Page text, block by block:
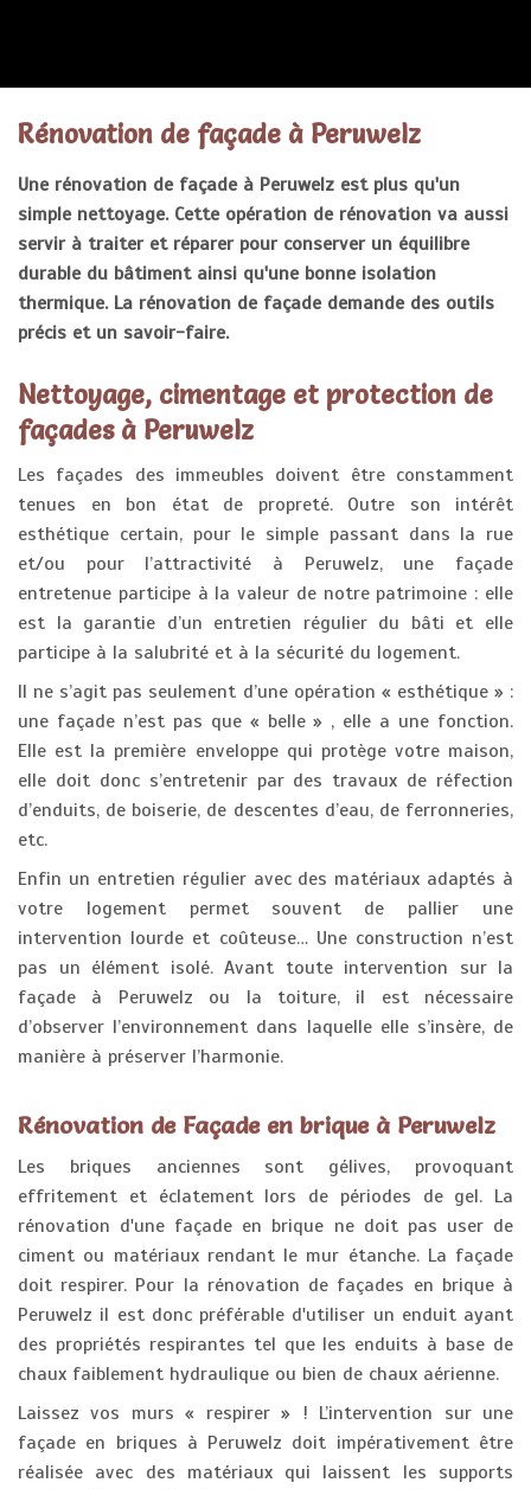
Rénovation de façade à Peruwelz
Une rénovation de façade à Peruwelz est plus qu'un
simple nettoyage. Cette opération de rénovation va aussi
servir à traiter et réparer pour conserver un équilibre
durable du bâtiment ainsi qu'une bonne isolation
thermique. La rénovation de façade demande des outils
précis et un savoir-faire.
Nettoyage, cimentage et protection de
façades à Peruwelz
Les façades des immeubles doivent être constamment
tenues en bon état de propreté. Outre son intérêt
esthétique certain, pour le simple passant dans la rue
et/ou pour l’attractivité à Peruwelz, une façade
entretenue participe à la valeur de notre patrimoine : elle
est la garantie d’un entretien régulier du bâti et elle
participe à la salubrité et à la sécurité du logement.
Il ne s’agit pas seulement d’une opération « esthétique » :
une façade n’est pas que « belle » , elle a une fonction.
Elle est la première enveloppe qui protège votre maison,
elle doit donc s’entretenir par des travaux de réfection
d’enduits, de boiserie, de descentes d’eau, de ferronneries,
etc.
Enfin un entretien régulier avec des matériaux adaptés à
votre logement permet souvent de pallier une
intervention lourde et coûteuse… Une construction n’est
pas un élément isolé. Avant toute intervention sur la
façade à Peruwelz ou la toiture, il est nécessaire
d’observer l’environnement dans laquelle elle s’insère, de
manière à préserver l’harmonie.
Rénovation de Façade en brique à Peruwelz
Les briques anciennes sont gélives, provoquant
effritement et éclatement lors de périodes de gel. La
rénovation d'une façade en brique ne doit pas user de
ciment ou matériaux rendant le mur étanche. La façade
doit respirer. Pour la rénovation de façades en brique à
Peruwelz il est donc préférable d'utiliser un enduit ayant
des propriétés respirantes tel que les enduits à base de
chaux faiblement hydraulique ou bien de chaux aérienne.
Laissez vos murs « respirer » ! L’intervention sur une
façade en briques à Peruwelz doit impérativement être
réalisée avec des matériaux qui laissent les supports